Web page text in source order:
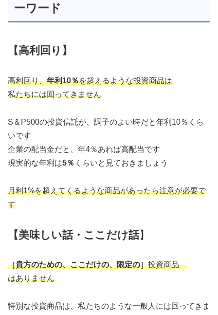
ーワード
【高利回り 】
高利回り、年利10％を超えるような投資商品は
私たちには回ってきません
S＆P500の投資信託が、調子のよい時だと年利10％くら
いです
企業の配当金だと、年4％あれば高配当です
現実的な年利は5％ くらいと見ておきましょう
月利1%を超えてくるような商品があったら注意が必要で
す
【美味しい話・ここだけ話】
［貴方のための、ここだけの、限定の］投資商品
はありません
特別な投資商品は、私たちのような一般人には回ってきま